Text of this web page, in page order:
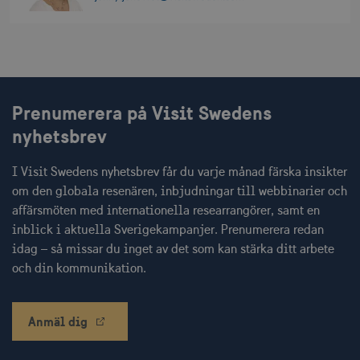
Prenumerera på Visit Swedens
nyhetsbrev
I Visit Swedens nyhetsbrev får du varje månad färska insikter
om den globala resenären, inbjudningar till webbinarier och
affärsmöten med internationella researrangörer, samt en
inblick i aktuella Sverigekampanjer. Prenumerera redan
idag – så missar du inget av det som kan stärka ditt arbete
och din kommunikation.
Anmäl dig
receive-cookie-
deprecation
CookieScriptConsent